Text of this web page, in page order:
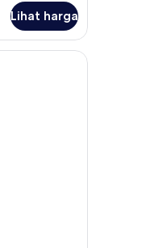
Lihat harga